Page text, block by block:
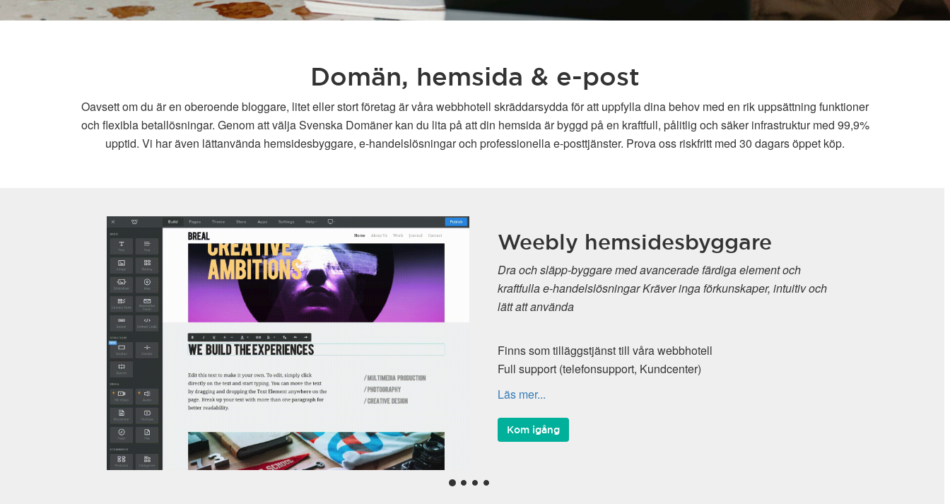
Domän, hemsida & e-post
Oavsett om du är en oberoende bloggare, litet eller stort företag är våra webbhotell skräddarsydda för att uppfylla dina behov med en rik uppsättning funktioner
och flexibla betallösningar. Genom att välja Svenska Domäner kan du lita på att din hemsida är byggd på en kraftfull, pålitlig och säker infrastruktur med 99,9%
upptid. Vi har även lättanvända hemsidesbyggare, e-handelslösningar och professionella e-posttjänster. Prova oss riskfritt med 30 dagars öppet köp.
Weebly hemsidesbyggare
Dra och släpp-byggare med avancerade färdiga element och
kraftfulla e-handelslösningar Kräver inga förkunskaper, intuitiv och
lätt att använda
Finns som tilläggstjänst till våra webbhotell
Full support (telefonsupport, Kundcenter)
Läs mer...
Kom igång